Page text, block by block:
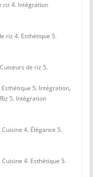
riz 4. Intégration
riz 4. Esthétique 5.
de riz 5.
5. Intégration,
5. Intégration
4. Élégance 5.
4. Esthétique 5.